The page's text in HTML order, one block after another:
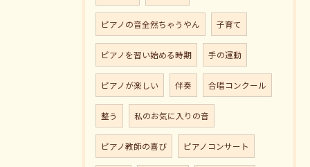
ピアノの音全然ちゃうやん 子育て
ピアノを習い始める時期 手の運動
ピアノが楽しい 伴奏 合唱コンクール
整う 私のお気に入りの音
ピアノ教師の喜び ピアノコンサート